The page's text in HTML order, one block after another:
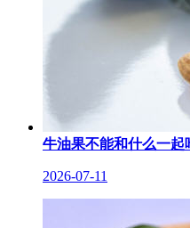
牛油果不能和什么一
2026-07-11